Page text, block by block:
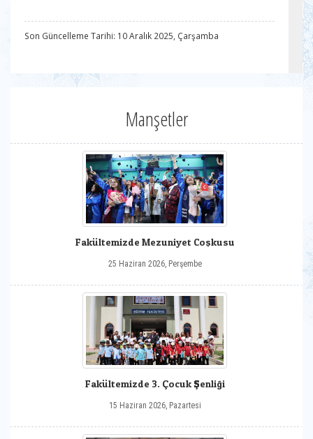
Son Güncelleme Tarihi: 10 Aralık 2025, Çarşamba
Manşetler
Fakültemizde Mezuniyet Coşkusu
25 Haziran 2026, Perşembe
Fakültemizde 3. Çocuk Şenliği
15 Haziran 2026, Pazartesi